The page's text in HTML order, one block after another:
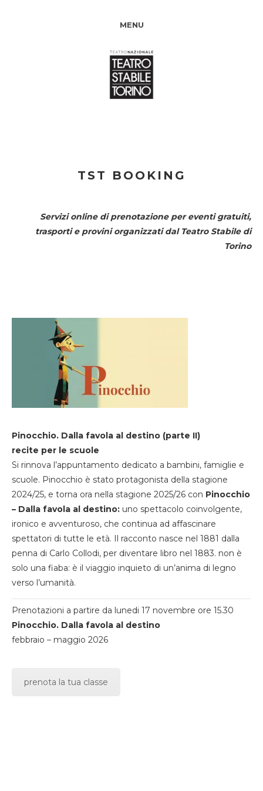
MENU
TST BOOKING
Servizi online di prenotazione per eventi gratuiti,
trasporti e provini organizzati dal Teatro Stabile di
Torino
Pinocchio. Dalla favola al destino (parte II)
recite per le scuole
Si rinnova l’appuntamento dedicato a bambini, famiglie e
scuole. Pinocchio è stato protagonista della stagione
2024/25, e torna ora nella stagione 2025/26 con Pinocchio
– Dalla favola al destino: uno spettacolo coinvolgente,
ironico e avventuroso, che continua ad affascinare
spettatori di tutte le età. Il racconto nasce nel 1881 dalla
penna di Carlo Collodi, per diventare libro nel 1883. non è
solo una fiaba: è il viaggio inquieto di un’anima di legno
verso l’umanità.
Prenotazioni a partire da lunedi 17 novembre ore 15.30
Pinocchio. Dalla favola al destino
febbraio – maggio 2026
prenota la tua classe